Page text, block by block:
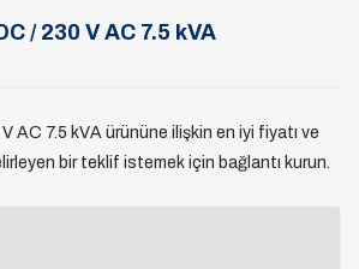
/ 230 V AC 7.5 kVA
AC 7.5 kVA ürününe ilişkin en iyi fiyatı ve
bir teklif istemek için bağlantı kurun.